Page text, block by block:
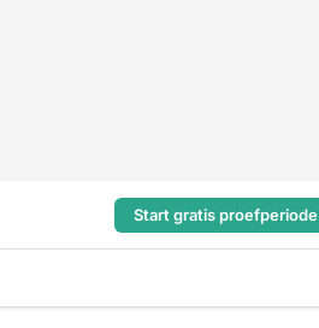
Start gratis proefperiode